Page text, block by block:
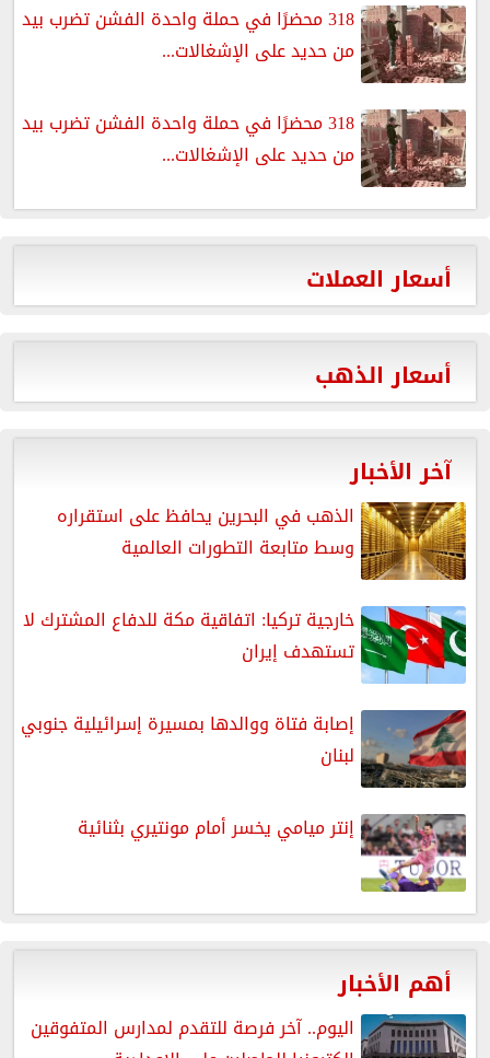
318 محضرًا في حملة واحدة الفشن تضرب بيد
من حديد على الإشغالات...
318 محضرًا في حملة واحدة الفشن تضرب بيد
من حديد على الإشغالات...
أسعار العملات
أسعار الذهب
آخر الأخبار
الذهب في البحرين يحافظ على استقراره
وسط متابعة التطورات العالمية
خارجية تركيا: اتفاقية مكة للدفاع المشترك لا
تستهدف إيران
إصابة فتاة ووالدها بمسيرة إسرائيلية جنوبي
لبنان
إنتر ميامي يخسر أمام مونتيري بثنائية
أهم الأخبار
اليوم.. آخر فرصة للتقدم لمدارس المتفوقين